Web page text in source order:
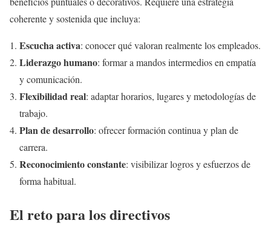
coherente y sostenida que incluya:
Escucha activa: conocer qué valoran realmente los empleados.
Liderazgo humano: formar a mandos intermedios en empatía
y comunicación.
Flexibilidad real: adaptar horarios, lugares y metodologías de
trabajo.
Plan de desarrollo: ofrecer formación continua y plan de
carrera.
Reconocimiento constante: visibilizar logros y esfuerzos de
forma habitual.
El reto para los directivos